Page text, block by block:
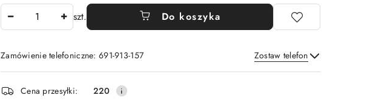
szt. Do koszyka
Zamówienie telefoniczne: 691-913-157 Zostaw telefon
Wyślij
Dostępność
Cena przesyłki: 220